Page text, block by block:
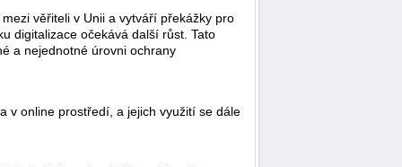
věřiteli v Unii a vytváří překážky pro
digitalizace očekává další růst. Tato
a nejednotné úrovni ochrany
v online prostředí, a jejich využití se dále